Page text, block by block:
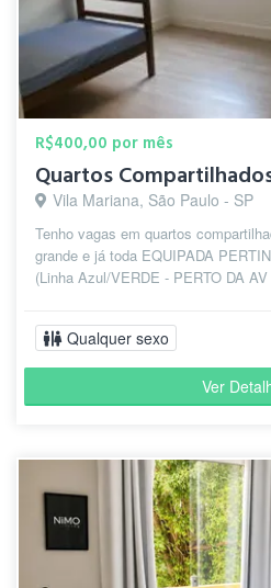
R$400,00 por mês
Quartos
Vila Mariana, São Paulo - SP
Tenho vagas em quartos
grande e já toda EQUIPADA
(Linha Azul/VERDE - PERTO DA
Qualquer sexo
Ver